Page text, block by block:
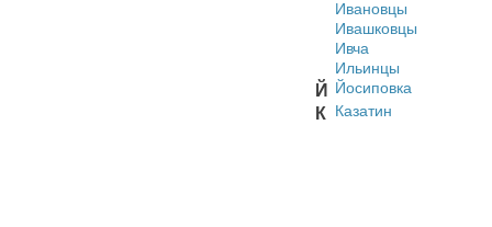
Ивановцы
Ивашковцы
Ивча
Ильинцы
Й Йосиповка
К Казатин